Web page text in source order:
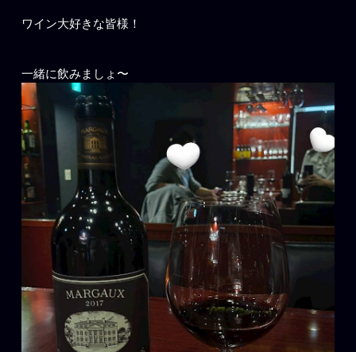
ワイン大好きな皆様！
一緒に飲みましょ〜